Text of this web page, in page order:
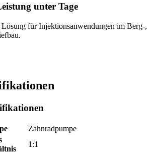
unter Tage
für Injektionsanwendungen im Berg-,
Zahnradpumpe
1:1